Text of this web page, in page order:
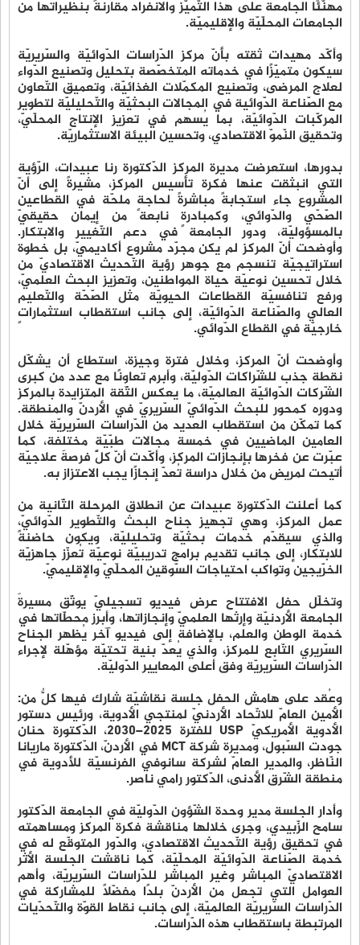
مهنّئًا الجامعة على هذا التّميّز والانفراد مقارنةً بنظيراتها من
الجامعات المحلّيّة والإقليميّة.
وأكّد مهيدات ثقته بأنّ مركز الدّراسات الدّوائيّة والسّريريّة
سيكون متميّزًا في خدماته المتخصّصة بتحليل وتصنيع الدّواء
لعلاج المرضى، وتصنيع المكمّلات الغذائيّة، وتعميق التّعاون
مع الصّناعة الدّوائية في المجالات البحثيّة والتّحليليّة لتطوير
المركّبات الدّوائيّة، بما يُسهم في تعزيز الإنتاج المحلّيّ،
وتحقيق النّموّ الاقتصادي، وتحسين البيئة الاستثماريّة.
بدورها، استعرضت مديرة المركز الدّكتورة رنا عبيدات، الرّؤية
التي انبثقت عنها فكرة تأسيس المركز، مشيرةً إلى أنّ
المشروع جاء استجابةً مباشرةً لحاجةٍ ملحّة في القطاعين
الصّحّي والدّوائي، وكمبادرةٍ نابعة من إيمان حقيقيّ
بالمسؤوليّة، ودور الجامعة في دعم التّغيير والابتكار.
وأوضحت أنّ المركز لم يكن مجرّد مشروع أكاديميّ، بل خطوة
استراتيجيّة تنسجم مع جوهر رؤية التّحديث الاقتصاديّ من
خلال تحسين نوعيّة حياة المواطنين، وتعزيز البحث العلميّ،
ورفع تنافسيّة القطاعات الحيويّة مثل الصّحّة والتّعليم
العالي والصّناعة الدّوائيّة، إلى جانب استقطاب استثماراتٍ
خارجيّة في القطاع الدّوائي.
وأوضحت أنّ المركز، وخلال فترة وجيزة، استطاع أن يشكّل
نقطة جذب للشّراكات الدّوليّة، وأبرم تعاونًا مع عدد من كبرى
الشّركات الدّوائيّة العالميّة، ما يعكس الثّقة المتزايدة بالمركز
ودوره كمحور للبحث الدّوائيّ السّريريّ في الأردنّ والمنطقة.
كما تمكّن من استقطاب العديد من الدّراسات السّريريّة خلال
العامين الماضيين في خمسة مجالات طبّيّةٍ مختلِفة، كما
عبّرت عن فخرها بإنجازات المركز، وأكّدت أنّ كلّ فرصة علاجيّة
أتيحت لمريض من خلال دراسة تُعدّ إنجازًا يجب الاعتزاز به.
كما أعلنت الدّكتورة عبيدات عن انطلاق المرحلة الثّانية من
عمل المركز، وهي تجهيز جناح البحث والتّطوير الدّوائيّ،
والذي سيقدّم خدمات بحثيّة وتحليليّة، ويكون حاضنةً
للابتكار، إلى جانب تقديم برامج تدريبيّة نوعيّة تُعزّز جاهزيّة
الخرّيجين وتواكب احتياجات السّوقين المحلّيّ والإقليميّ.
وتخلّل حفل الافتتاح عرض فيديو تسجيليّ يوثّق مسيرةَ
الجامعة الأردنيّة وإرثها العلميّ وإنجازاتها، وأبرز محطّاتها في
خدمة الوطن والعلم، بالإضافة إلى فيديو آخر يُظهر الجناح
السّريري التّابع للمركز، والذي يُعدّ بنية تحتيّة مؤهّلة لإجراء
الدّراسات السّريريّة وفق أعلى المعايير الدّوليّة.
وعُقد على هامش الحفل جلسة نقاشيّة شارك فيها كلٌّ من:
الأمين العامّ للاتّحاد الأردنيّ لمنتجي الأدوية، ورئيس دستور
الأدوية الأمريكيّ USP للفترة 2025–2030، الدّكتورة حنان
جودت السّبول، ومديرة شركة MCT في الأردنّ، الدّكتورة ماريانا
النّاظر، والمدير العامّ لشركة سانوفي الفرنسيّة للأدوية في
منطقة الشّرق الأدنى، الدّكتور رامي ناصر.
وأدار الجلسة مدير وحدة الشّؤون الدّوليّة في الجامعة الدّكتور
سامح الزّبيدي، وجرى خلالها مناقشة فكرة المركز ومساهمته
في تحقيق رؤية التّحديث الاقتصادي، والدّور المتوقّع له في
خدمة الصّناعة الدّوائيّة المحلّيّة، كما ناقشت الجلسة الأثر
الاقتصاديّ المباشر وغير المباشر للدّراسات السّريريّة، وأهم
العوامل التي تجعل من الأردنّ بلدًا مفضّلًا للمشاركة في
الدّراسات السّريريّة العالميّة، إلى جانب نقاط القوّة والتّحدّيات
المرتبطة باستقطاب هذه الدّراسات.